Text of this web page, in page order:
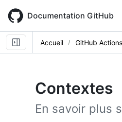
main
content
Documentation GitHub
Accueil GitHub Actions
Contextes
En savoir plus